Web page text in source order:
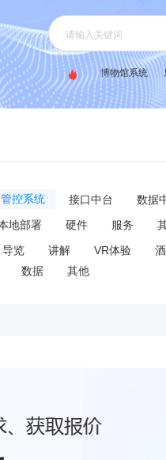
博物馆系统
管控系统 接口中台 数据
地部署 硬件 服务
导览 讲解 VR体验
数据 其他